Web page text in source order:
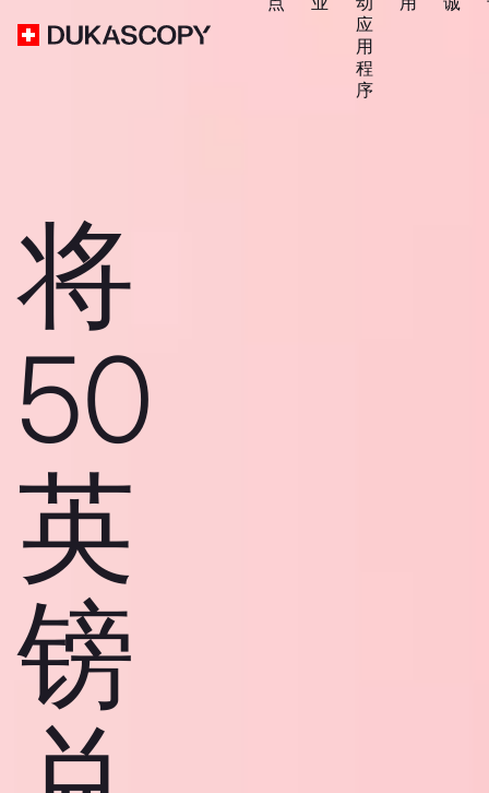
应
用
程
序
将
50
英
镑